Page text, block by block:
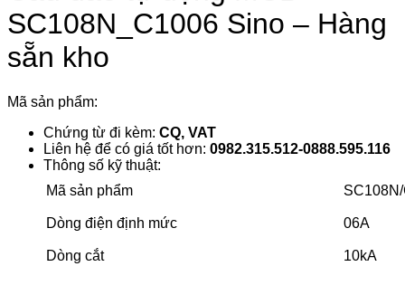
SC108N_C1006 Sino – Hàng
sẵn kho
Mã sản phẩm:
Chứng từ đi kèm: CQ, VAT
Liên hệ để có giá tốt hơn: 0982.315.512-0888.595.116
Thông số kỹ thuật:
Mã sản phẩm
Dòng điện định mức 06A
Dòng cắt 10kA